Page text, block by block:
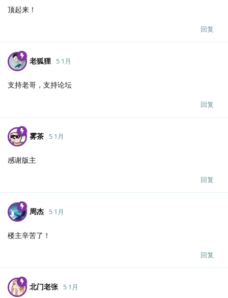
顶起来！
回复
老狐狸 5 1月
支持老哥，支持论坛
回复
雾茶 5 1月
感谢版主
回复
周杰 5 1月
楼主辛苦了！
回复
北门老张 5 1月